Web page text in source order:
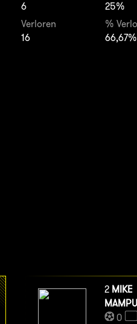
6
25%
Verloren
16
%
66,67%
2 MIKE
0